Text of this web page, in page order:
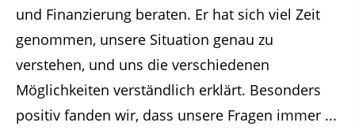
und Finanzierung beraten. Er hat sich viel Zeit
genommen, unsere Situation genau zu
verstehen, und uns die verschiedenen
Möglichkeiten verständlich erklärt. Besonders
positiv fanden wir, dass unsere Fragen immer ...